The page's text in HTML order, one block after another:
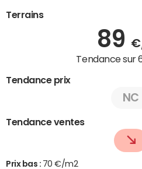
Terrains
89
Tendance sur
Tendance prix
NC
Tendance ventes
Prix bas : 70 €/m2